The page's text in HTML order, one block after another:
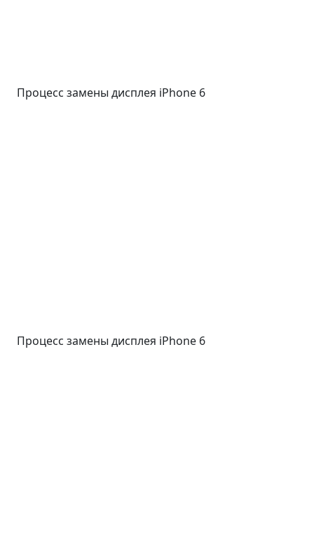
Процесс замены дисплея iPhone 6
Процесс замены дисплея iPhone 6